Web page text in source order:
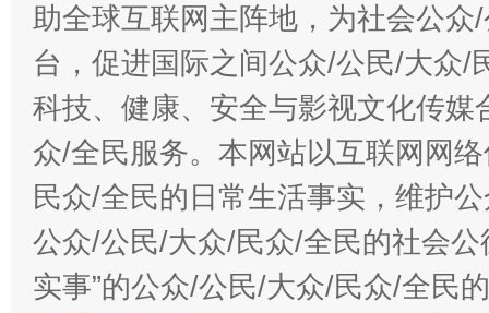
助全球互联网主阵地，为社会公
台，促进国际之间公众/公民/大众/
科技、健康、安全与影视文化传
众/全民服务。本网站以互联网网
民众/全民的日常生活事实，维护
公众/公民/大众/民众/全民的社会公
实事”的公众/公民/大众/民众/全民